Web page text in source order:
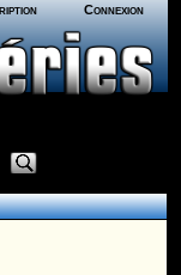
Connexion